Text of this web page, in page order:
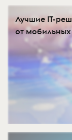
Лучшие IT-
от